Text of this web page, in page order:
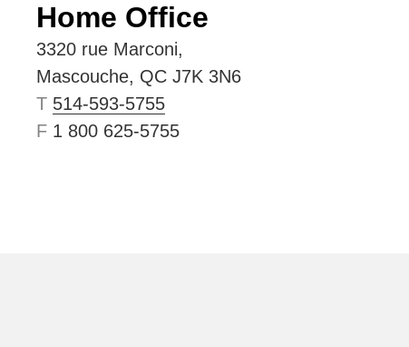
Home Office
3320 rue Marconi,
Mascouche, QC J7K 3N6
T 514-593-5755
F 1 800 625-5755